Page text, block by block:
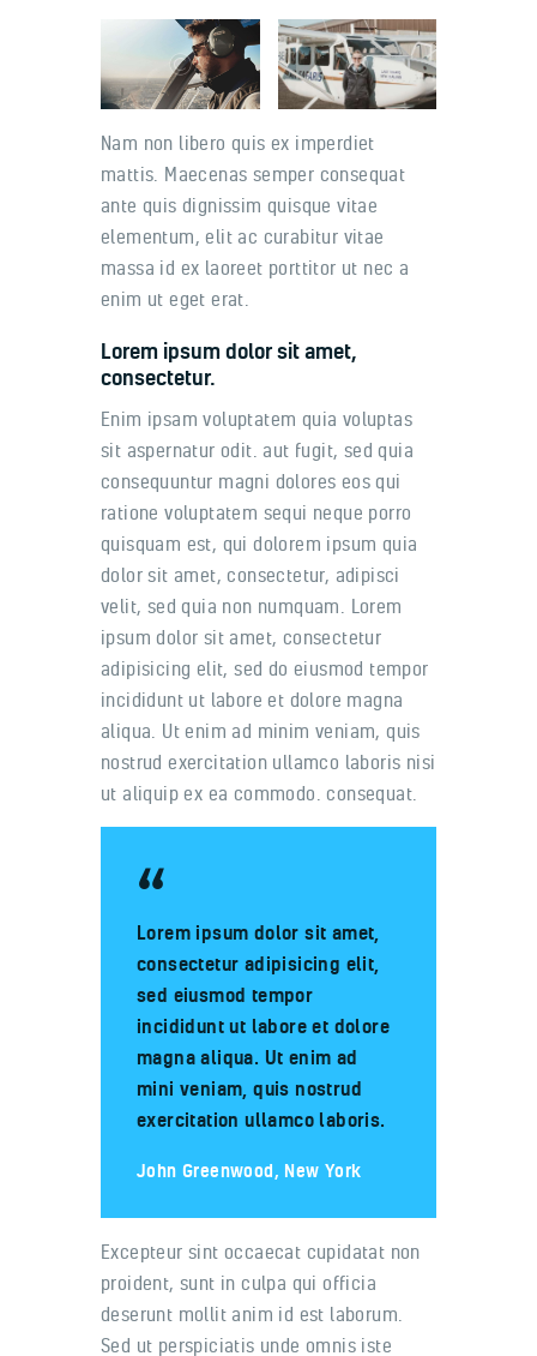
Nam non libero quis ex imperdiet
mattis. Maecenas semper consequat
ante quis dignissim quisque vitae
elementum, elit ac curabitur vitae
massa id ex laoreet porttitor ut nec a
enim ut eget erat.
Lorem ipsum dolor sit amet,
consectetur.
Enim ipsam voluptatem quia voluptas
sit aspernatur odit. aut fugit, sed quia
consequuntur magni dolores eos qui
ratione voluptatem sequi neque porro
quisquam est, qui dolorem ipsum quia
dolor sit amet, consectetur, adipisci
velit, sed quia non numquam. Lorem
ipsum dolor sit amet, consectetur
adipisicing elit, sed do eiusmod tempor
incididunt ut labore et dolore magna
aliqua. Ut enim ad minim veniam, quis
nostrud exercitation ullamco laboris nisi
ut aliquip ex ea commodo. consequat.
Lorem ipsum dolor sit amet,
consectetur adipisicing elit,
sed eiusmod tempor
incididunt ut labore et dolore
magna aliqua. Ut enim ad
mini veniam, quis nostrud
exercitation ullamco laboris.
John Greenwood, New York
Excepteur sint occaecat cupidatat non
proident, sunt in culpa qui officia
deserunt mollit anim id est laborum.
Sed ut perspiciatis unde omnis iste